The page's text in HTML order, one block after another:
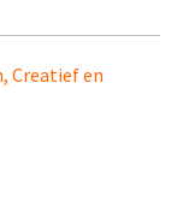
Creatief en